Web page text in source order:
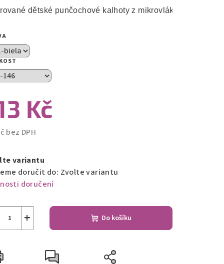
dětské punčochové kalhoty z mikrovlákna s
Kč
bez DPH
variantu
doručit do: Zvolte variantu
doručení
+ Do košíku